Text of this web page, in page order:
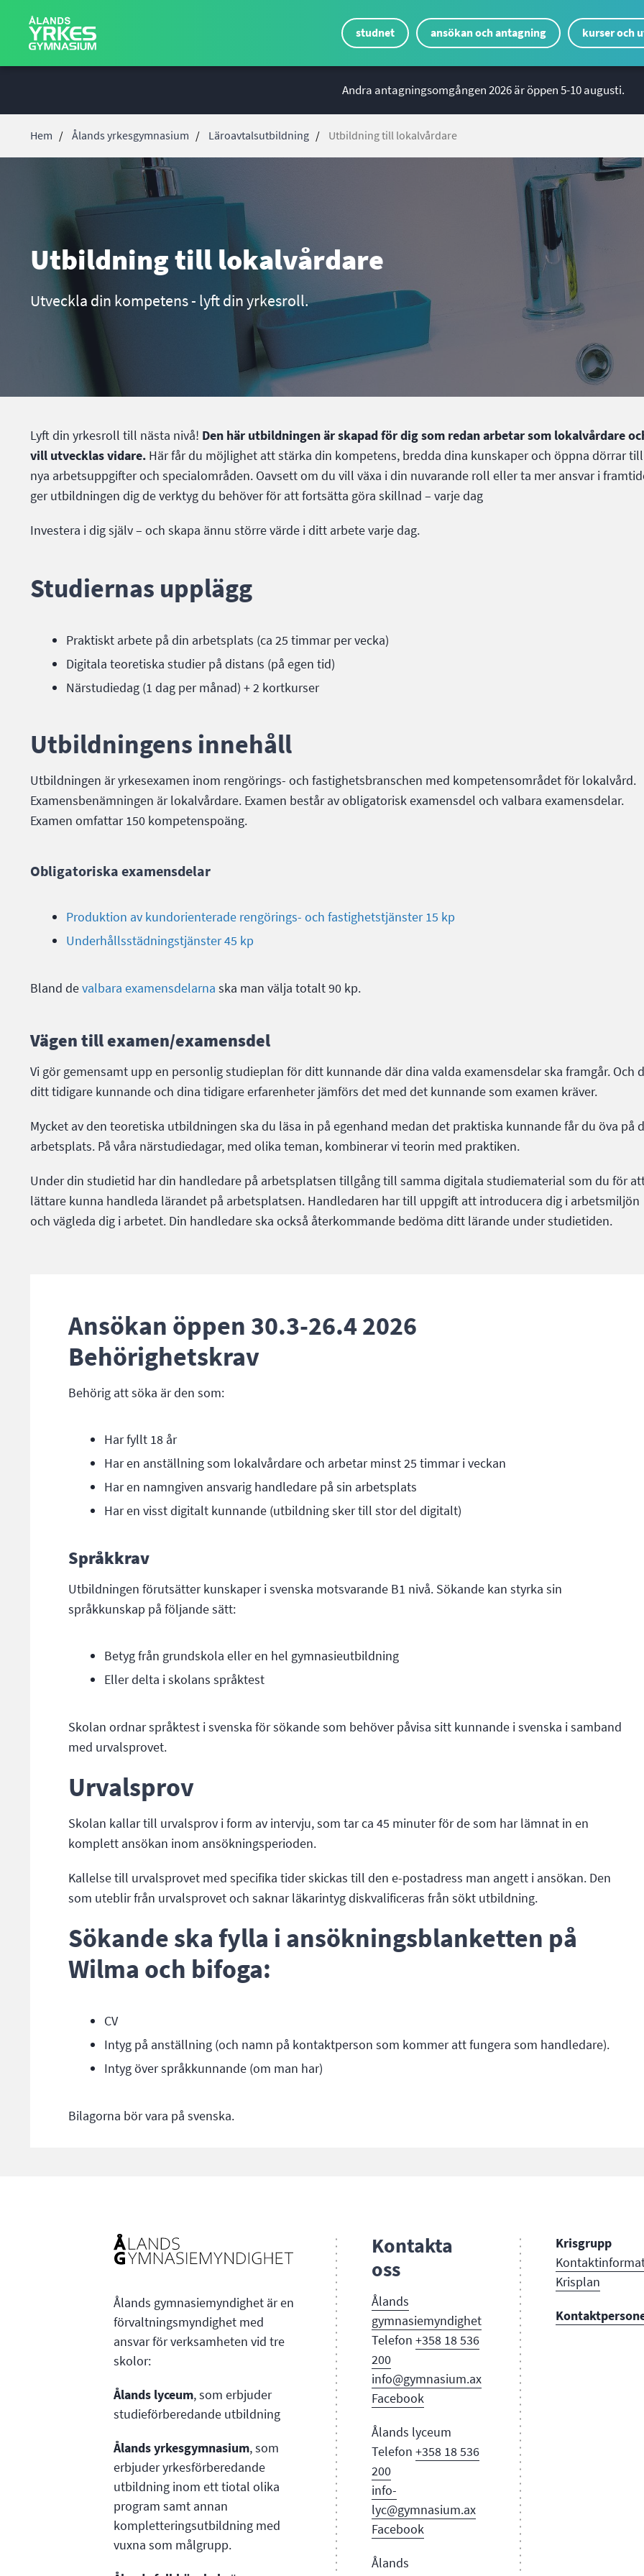
huvudinnehåll
Andra antagningsomgången 2026 är öppen 5-10 augusti.
*
Genvägsmeny
studnet ansökan och antagning kurser och
Länkstig
Hem Ålands yrkesgymnasium Läroavtalsutbildning Utbildning till lokalvårdare
Utbildning till lokalvårdare
Utveckla din kompetens - lyft din yrkesroll.
Lyft din yrkesroll till nästa nivå! Den här utbildningen är skapad för dig som redan arbetar som lokalvårdare
vill utvecklas vidare. Här får du möjlighet att stärka din kompetens, bredda dina kunskaper och öppna dörrar till
nya arbetsuppgifter och specialområden. Oavsett om du vill växa i din nuvarande roll eller ta mer ansvar i
ger utbildningen dig de verktyg du behöver för att fortsätta göra skillnad – varje dag
Investera i dig själv – och skapa ännu större värde i ditt arbete varje dag.
Studiernas upplägg
Praktiskt arbete på din arbetsplats (ca 25 timmar per vecka)
Digitala teoretiska studier på distans (på egen tid)
Närstudiedag (1 dag per månad) + 2 kortkurser
Utbildningens innehåll
Utbildningen är yrkesexamen inom rengörings- och fastighetsbranschen med kompetensområdet för lokalvård.
Examensbenämningen är lokalvårdare. Examen består av obligatorisk examensdel och valbara examensdelar.
Examen omfattar 150 kompetenspoäng.
Obligatoriska examensdelar
Produktion av kundorienterade rengörings- och fastighetstjänster 15 kp
Underhållsstädningstjänster 45 kp
Bland devalbara examensdelarna ska man välja totalt 90 kp.
Vägen till examen/examensdel
Vi gör gemensamt upp en personlig studieplan för ditt kunnande där dina valda examensdelar ska framgår. Och
ditt tidigare kunnande och dina tidigare erfarenheter jämförs det med det kunnande som examen kräver.
Mycket av den teoretiska utbildningen ska du läsa in på egenhand medan det praktiska kunnande får du öva på
arbetsplats. På våra närstudiedagar, med olika teman, kombinerar vi teorin med praktiken.
Under din studietid har din handledare på arbetsplatsen tillgång till samma digitala studiematerial som du för
lättare kunna handleda lärandet på arbetsplatsen. Handledaren har till uppgift att introducera dig i arbetsmiljön
och vägleda dig i arbetet. Din handledare ska också återkommande bedöma ditt lärande under studietiden.
Ansökan öppen 30.3-26.4 2026
Behörighetskrav
Behörig att söka är den som:
Har fyllt 18 år
Har en anställning som lokalvårdare och arbetar minst 25 timmar i veckan
Har en namngiven ansvarig handledare på sin arbetsplats
Har en visst digitalt kunnande (utbildning sker till stor del digitalt)
Språkkrav
Utbildningen förutsätter kunskaper i svenska motsvarande B1 nivå. Sökande kan styrka sin
språkkunskap på följande sätt:
Betyg från grundskola eller en hel gymnasieutbildning
Eller delta i skolans språktest
Skolan ordnar språktest i svenska för sökande som behöver påvisa sitt kunnande i svenska i samband
med urvalsprovet.
Urvalsprov
Skolan kallar till urvalsprov i form av intervju, som tar ca 45 minuter för de som har lämnat in en
komplett ansökan inom ansökningsperioden.
Kallelse till urvalsprovet med specifika tider skickas till den e-postadress man angett i ansökan. Den
som uteblir från urvalsprovet och saknar läkarintyg diskvalificeras från sökt utbildning.
Sökande ska fylla i ansökningsblanketten på
Wilma och bifoga:
CV
Intyg på anställning (och namn på kontaktperson som kommer att fungera som handledare).
Intyg över språkkunnande (om man har)
Bilagorna bör vara på svenska.
Ålands gymnasiemyndighet är en
förvaltningsmyndighet med
ansvar för verksamheten vid tre
skolor:
Ålands lyceum, som erbjuder
studieförberedande utbildning
Ålands yrkesgymnasium, som
erbjuder yrkesförberedande
utbildning inom ett tiotal olika
program samt annan
kompletteringsutbildning med
vuxna som målgrupp.
Kontakta
oss
Ålands
gymnasiemyndighet
Telefon +358 18 536
200
info@gymnasium.ax
Facebook
Ålands lyceum
Telefon +358 18 536
200
info-
lyc@gymnasium.ax
Facebook
Ålands
Krisgrupp
Krisplan